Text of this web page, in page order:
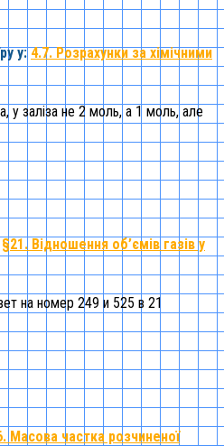
у:4.7. Розрахунки за хімічними
у заліза не 2 моль, а 1 моль, але
§21. Відношення об’ємів газів у
на номер 249 и 525 в 21
Масова частка розчиненої